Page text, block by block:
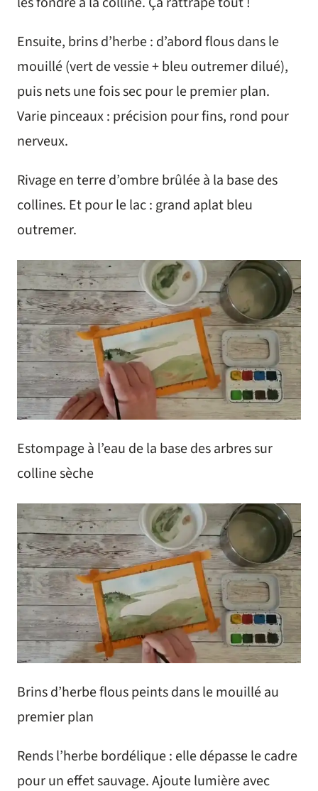
Ensuite, brins d’herbe : d’abord flous dans le
mouillé (vert de vessie + bleu outremer dilué),
puis nets une fois sec pour le premier plan.
Varie pinceaux : précision pour fins, rond pour
nerveux.
Rivage en terre d’ombre brûlée à la base des
collines. Et pour le lac : grand aplat bleu
outremer.
Estompage à l’eau de la base des arbres sur
colline sèche
Brins d’herbe flous peints dans le mouillé au
premier plan
Rends l’herbe bordélique : elle dépasse le cadre
pour un effet sauvage. Ajoute lumière avec